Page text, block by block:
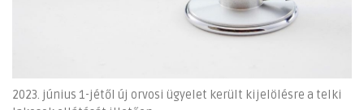
2023. június 1-jétől új orvosi ügyelet került kijelölésre a telki